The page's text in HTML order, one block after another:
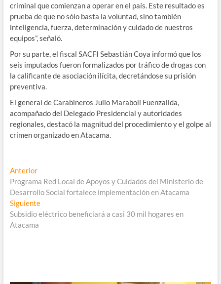
criminal que comienzan a operar en el país. Este resultado es
prueba de que no sólo basta la voluntad, sino también
inteligencia, fuerza, determinación y cuidado de nuestros
equipos”, señaló.
Por su parte, el fiscal SACFI Sebastián Coya informó que los
seis imputados fueron formalizados por tráfico de drogas con
la calificante de asociación ilícita, decretándose su prisión
preventiva.
El general de Carabineros Julio Marabolí Fuenzalida,
acompañado del Delegado Presidencial y autoridades
regionales, destacó la magnitud del procedimiento y el golpe al
crimen organizado en Atacama.
Navegación
de
entradas
AnteriorEntrada
anterior:
Programa Red Local de Apoyos y Cuidados del Ministerio de
Desarrollo Social fortalece implementación en Atacama
SiguienteEntrada
siguiente:
Subsidio eléctrico beneficiará a casi 30 mil hogares en
Atacama